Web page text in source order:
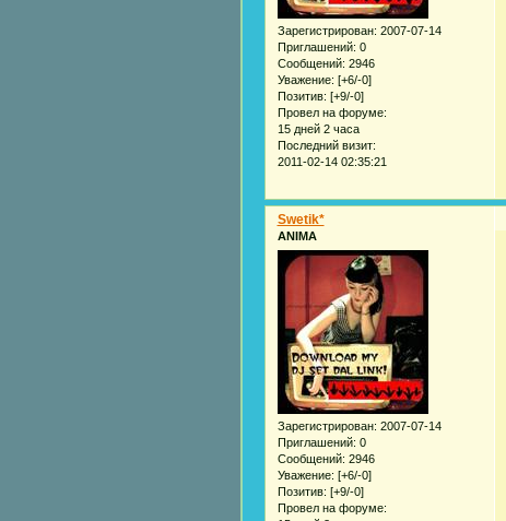
Зарегистрирован: 2007-07-14
Приглашений: 0
Сообщений: 2946
Уважение: [+6/-0]
Позитив: [+9/-0]
Провел на форуме:
15 дней 2 часа
Последний визит:
2011-02-14 02:35:21
Swetik*
ANIMA
Зарегистрирован: 2007-07-14
Приглашений: 0
Сообщений: 2946
Уважение: [+6/-0]
Позитив: [+9/-0]
Провел на форуме: